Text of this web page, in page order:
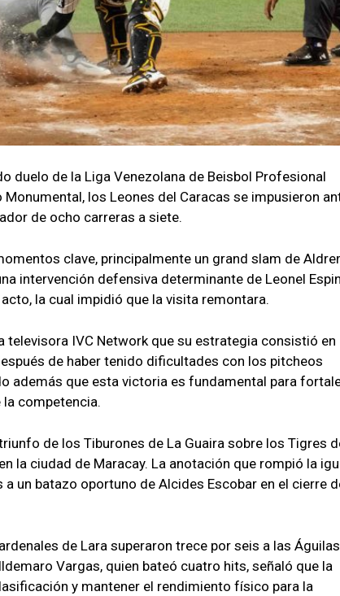
duelo de la Liga Venezolana de Beisbol Profesional
los Leones del Caracas se impusieron
de ocho carreras a siete.
clave, principalmente un grand slam de
intervención defensiva determinante de Leonel
la cual impidió que la visita remontara.
televisora IVC Network que su estrategia consistió en
de haber tenido dificultades con los pitcheos
además que esta victoria es fundamental para
competencia.
de los Tiburones de La Guaira sobre los Tigres
la ciudad de Maracay. La anotación que rompió la
un batazo oportuno de Alcides Escobar en el cierre
de Lara superaron trece por seis a las
Vargas, quien bateó cuatro hits, señaló que la
y mantener el rendimiento físico para la